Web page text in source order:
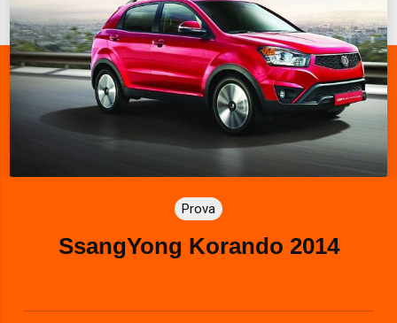
Prova
SsangYong Korando 2014